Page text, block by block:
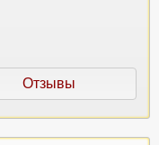
Отзывы